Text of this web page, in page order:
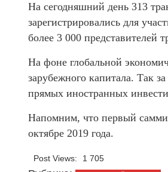
На сегодняшний день 313
зарегистрировались для
более 3 000 представителей
На фоне глобальной
зарубежного капитала. Так
прямых иностранных
Напомним, что первый
октябре 2019 года.
Post Views: 1 705